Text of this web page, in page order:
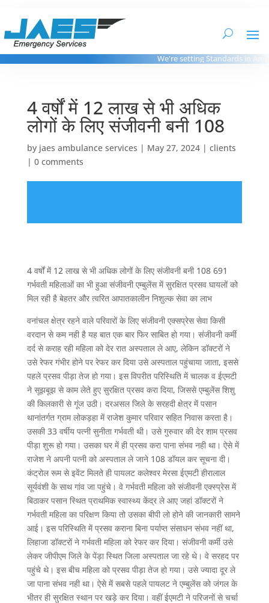
We're setting Standards in
4 वर्षों में 12 लाख से भी अधिक
लोगों के लिए संजीवनी बनी 108
by jaes ambulance services | May 27, 2024| clients
| 0 comments
4 वर्षों में 12 लाख से भी अधिक लोगों के लिए संजीवनी बनी 108 691
गर्भवती महिलाओं का भी हुआ संजीवनी एम्बुलेंस में सुरक्षित प्रसव घायलों को
मिल रही है बेहतर और त्वरित आपातकालीन निशुल्क सेवा का लाभ
वनांचल क्षेत्र रहने वाले परिवारों के लिए संजीवनी एक्सप्रेस सेवा किसी
वरदान से कम नही है यह बात एक बार फिर साबित हो गया। संजीवनी कर्मी
दर्द से कराह रही महिला को देर रात अस्पताल ले आए, लेकिन डॉक्टरों ने
उसे रेफर गंभीर होने पर रेफर कर दिया उसे अस्पताल पहुंचाया जाता, इससे
पहले प्रसव पीड़ा तेज हो गया। इस विपरीत परिस्थिति में चालक व ईएमटी
ने सूझबूझ से काम लेते हुए सुरक्षित प्रसव करा दिया, जिससे एम्बुलेंस शिशु
की किलकारी से गूंज उठी। दरअसल जिले के सरहदी क्षेत्र में पसान
थानांतर्गत ग्राम लोकड़हा में राजेश कुमार परिवार सहित निवास करता है।
उसकी 33 वर्षीय पत्नी सुनीता गर्भवती थी। उसे गुरुवार की देर शाम प्रसव
पीड़ा शुरू हो गया। उसका घर में ही प्रसव करा पाना संभव नही था। ऐसे में
राजेश ने अपनी पत्नी को अस्पताल ले जाने 108 डॉयल कर सूचना दी।
कंट्रोल रूम से इवेंट मिलते ही पायलट कलेश्वर मेरसा ईएमटी हीरालाल
सूर्यवंशी के साथ गांव जा पहुंचे। वे गर्भवती महिला को संजीवनी एक्स्प्रेस में
बिठाकर पसान स्थित प्राथमिक स्वास्थ्य केंद्र ले आए जहां डॉक्टरों ने
गर्भवती महिला का परिक्षण किया तो उसका बीपी लो होने की जानकारी सामने
आई। इस परिस्थिति में प्रसव कराना बिना पर्याप्त संसाधन संभव नहीं था,
लिहाजा डॉक्टरों ने गर्भवती महिला को रेफर कर दिया। संजीवनी कर्मी उसे
लेकर जीपीएम जिले के पेंड़ा स्थित जिला अस्पताल जा रहे थे। वे सरहद पर
पहुंचे थे। इस बीच महिला को प्रसव पीड़ा तेज हो गया। उसे ज्यादा दूर ले
जा पाना संभव नही था। ऐसे में सबसे पहले पायलट ने एम्बुलेंस को जंगल के
भीतर ही सुरक्षित स्थान पर खड़े कर दिया। वहीं ईएमटी ने परिजनों से चर्चा